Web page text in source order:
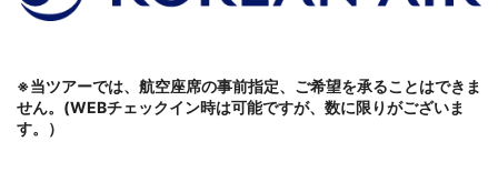
※当ツアーでは、航空座席の事前指定、ご希望を承ることはできま
せん。(WEBチェックイン時は可能ですが、数に限りがございま
す。）